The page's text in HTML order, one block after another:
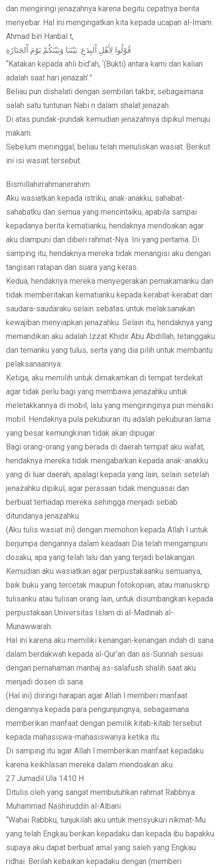
dan mengiringi jenazahnya karena begitu cepatnya berita
menyebar. Hal ini mengingatkan kita kepada ucapan al-Imam
Ahmad bin Hanbal t,
قُوْلُوا لِأَهْلِ اْلبِدَعِ: بَيْنَنَا وَبَيْنَكُمْ يَوْمَ اْلجَنَازَةِ
“Katakan kepada ahli bid’ah, ‘(Bukti) antara kami dan kalian
adalah saat hari jenazah’.”
Beliau pun dishalati dengan sembilan takbir, sebagaimana
salah satu tuntunan Nabi n dalam shalat jenazah.
Di atas pundak-pundak kemudian jenazahnya dipikul menuju
makam.
Sebelum meninggal, beliau telah menuliskan wasiat. Berikut
ini isi wasiat tersebut.
Bismillahirrahmanirrahim.
Aku wasiatkan kepada istriku, anak-anakku, sahabat-
sahabatku dan semua yang mencintaiku, apabila sampai
kepadanya berita kematianku, hendaknya mendoakan agar
aku diampuni dan diberi rahmat-Nya. Ini yang pertama. Di
samping itu, hendaknya mereka tidak menangisi aku dengan
tangisan ratapan dan suara yang keras.
Kedua, hendaknya mereka menyegerakan pemakamanku dan
tidak memberitakan kematianku kepada kerabat-kerabat dan
saudara-saudaraku selain sebatas untuk melaksanakan
kewajiban menyiapkan jenazahku. Selain itu, hendaknya yang
memandikan aku adalah Izzat Khidir Abu Abdillah, tetanggaku
dan temanku yang tulus, serta yang dia pilih untuk membantu
pelaksanaannya.
Ketiga, aku memilih untuk dimakamkan di tempat terdekat
agar tidak perlu bagi yang membawa jenazahku untuk
meletakkannya di mobil, lalu yang mengiringinya pun menaiki
mobil. Hendaknya pula pekuburan itu adalah pekuburan lama
yang besar kemungkinan tidak akan dipugar.
Bagi orang-orang yang berada di daerah tempat aku wafat,
hendaknya mereka tidak mengabarkan kepada anak-anakku
yang di luar daerah, apalagi kepada yang lain, selain setelah
jenazahku dipikul, agar perasaan tidak menguasai dan
berbuat terhadap mereka sehingga menjadi sebab
ditundanya jenazahku.
(Aku tulis wasiat ini) dengan memohon kepada Allah l untuk
berjumpa dengannya dalam keadaan Dia telah mengampuni
dosaku, apa yang telah lalu dan yang terjadi belakangan.
Kemudian aku wasiatkan agar perpustakaanku semuanya,
baik buku yang tercetak maupun fotokopian, atau manuskrip
tulisanku atau tulisan orang lain, untuk disumbangkan kepada
perpustakaan Universitas Islam di al-Madinah al-
Munawwarah.
Hal ini karena aku memiliki kenangan-kenangan indah di sana
dalam berdakwah kepada al-Qur’an dan as-Sunnah sesuai
dengan pemahaman manhaj as-salafush shalih saat aku
menjadi dosen di sana.
(Hal ini) diiringi harapan agar Allah l memberi manfaat
dengannya kepada para pengunjungnya, sebagaimana
memberikan manfaat dengan pemilik kitab-kitab tersebut
kepada mahasiswa-mahasiswanya ketika itu.
Di samping itu agar Allah l memberikan manfaat kepadaku
karena keikhlasan mereka dalam mendoakan aku.
27 Jumadil Ula 1410 H
Ditulis oleh yang sangat membutuhkan rahmat Rabbnya:
Muhammad Nashiruddin al-Albani
“Wahai Rabbku, tunjukilah aku untuk mensyukuri nikmat-Mu
yang telah Engkau berikan kepadaku dan kepada ibu bapakku
supaya aku dapat berbuat amal yang saleh yang Engkau
ridhai. Berilah kebaikan kepadaku dengan (memberi